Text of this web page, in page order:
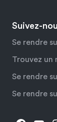
Suivez-
Se rendre
Trouvez un
Se rendre
Se rendre